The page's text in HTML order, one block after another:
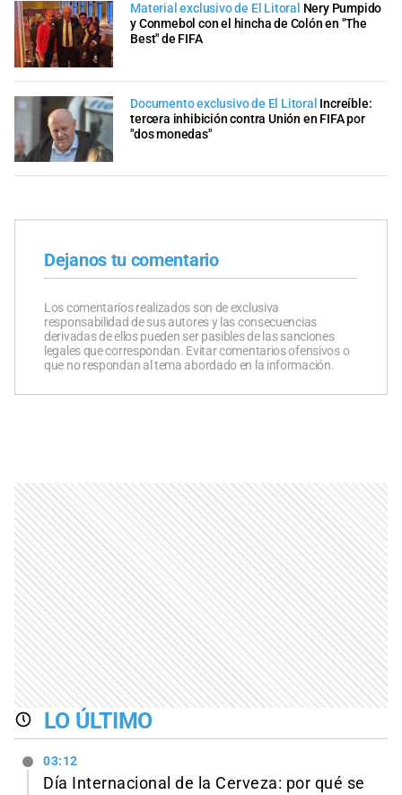
Material exclusivo de El Litoral Nery Pumpido
y Conmebol con el hincha de Colón en "The
Best" de FIFA
Documento exclusivo de El Litoral Increíble:
tercera inhibición contra Unión en FIFA por
"dos monedas"
Dejanos tu comentario
Los comentarios realizados son de exclusiva
responsabilidad de sus autores y las consecuencias
derivadas de ellos pueden ser pasibles de las sanciones
legales que correspondan. Evitar comentarios ofensivos o
que no respondan al tema abordado en la información.
LO ÚLTIMO
03:12
Día Internacional de la Cerveza: por qué se